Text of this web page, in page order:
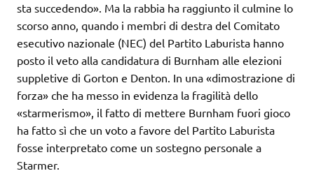
sta succedendo». Ma la rabbia ha raggiunto il culmine lo
scorso anno, quando i membri di destra del Comitato
esecutivo nazionale (NEC) del Partito Laburista hanno
posto il veto alla candidatura di Burnham alle elezioni
suppletive di Gorton e Denton. In una «dimostrazione di
forza» che ha messo in evidenza la fragilità dello
«starmerismo», il fatto di mettere Burnham fuori gioco
ha fatto sì che un voto a favore del Partito Laburista
fosse interpretato come un sostegno personale a
Starmer.